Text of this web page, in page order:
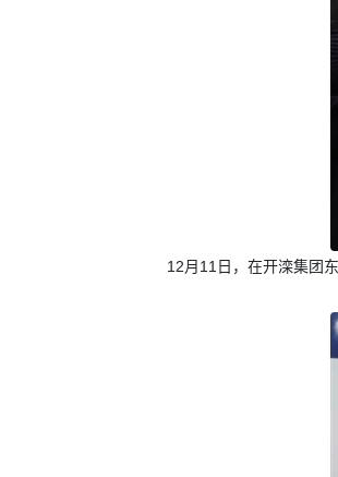
12月11日，在开滦集团